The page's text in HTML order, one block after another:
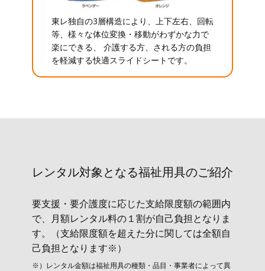
東レ独自の3層構造により、上下左右、回転
等、様々な体位変換・移動がわずかな力で
楽にできる、 介護する方、される方の負担
を軽減する快適スライドシートです。
レンタル対象と​なる福祉用具のご紹介
要支援・要介護度に応じた支給限度額の範囲内
で、月額レンタル料の１割が自己負担となりま
す。（支給限度額を超えた分に関しては全額自
己負担となります※）
※）レンタル金額は福祉用具の種類・品目・事業者によって異